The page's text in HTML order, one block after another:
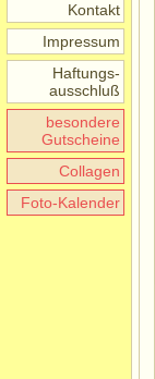
Kontakt
Impressum
Haftungs-
ausschluß
besondere
Gutscheine
Collagen
Foto-Kalender